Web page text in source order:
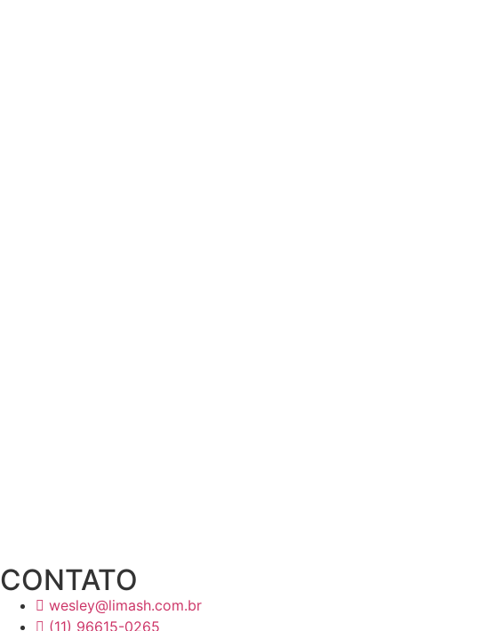
CONTATO
wesley@limash.com.br
(11) 96615-0265